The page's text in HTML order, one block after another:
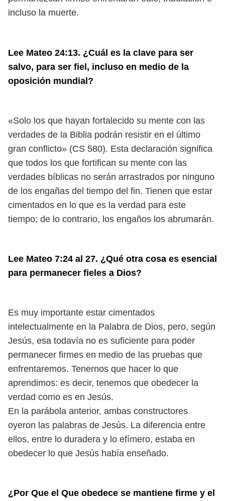
incluso la muerte.
Lee Mateo 24:13. ¿Cuál es la clave para ser
salvo, para ser fiel, incluso en medio de la
oposición mundial?
«Solo los que hayan fortalecido su mente con las
verdades de la Biblia podrán resistir en el último
gran conflicto» (CS 580). Esta declaración significa
que todos los que fortifican su mente con las
verdades bíblicas no serán arrastrados por ninguno
de los engañas del tiempo del fin. Tienen que estar
cimentados en lo que es la verdad para este
tiempo; de lo contrario, los engaños los abrumarán.
Lee Mateo 7:24 al 27. ¿Qué otra cosa es esencial
para permanecer fieles a Dios?
Es muy importante estar cimentados
intelectualmente en la Palabra de Dios, pero, según
Jesús, esa todavía no es suficiente para poder
permanecer firmes en medio de las pruebas que
enfrentaremos. Tenernos que hacer lo que
aprendimos: es decir, tenemos que obedecer la
verdad como es en Jesús.
En la parábola anterior, ambas constructores
oyeron las palabras de Jesús. La diferencia entre
ellos, entre lo duradera y lo efímero, estaba en
obedecer lo que Jesús había enseñado.
¿Por Que el Que obedece se mantiene firme y el